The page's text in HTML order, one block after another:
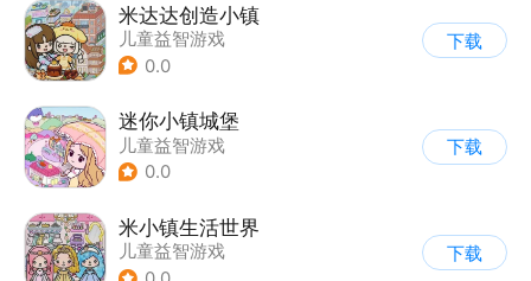
米达达创造小镇
儿童益智游戏
0.0
下载
迷你小镇城堡
儿童益智游戏
0.0
下载
米小镇生活世界
儿童益智游戏
下载